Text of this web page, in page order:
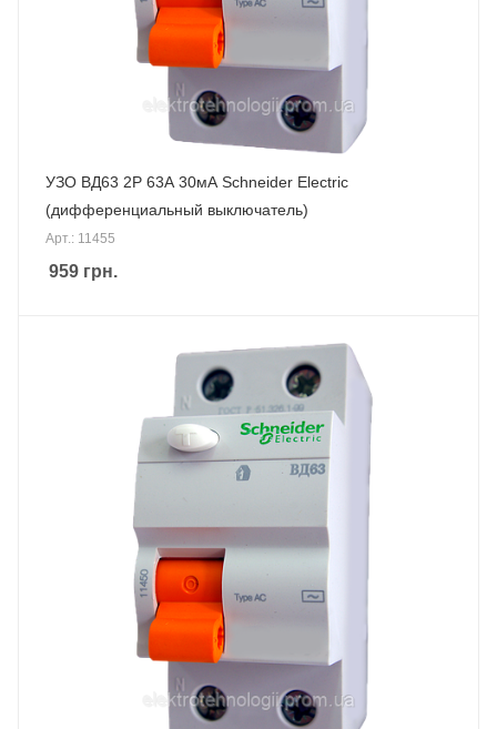
УЗО ВД63 2P 63А 30мА Schneider Electric
(дифференциальный выключатель)
Арт.: 11455
959 грн.